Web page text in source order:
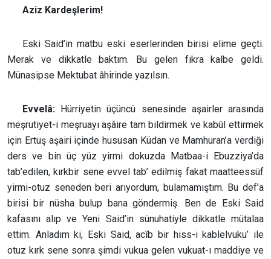
Aziz Kardeşlerim!
Eski Said’in matbu eski eserlerinden birisi elime geçti.
Merak ve dikkatle baktım. Bu gelen fıkra kalbe geldi.
Münasipse Mektubat âhirinde yazılsın.
Evvelâ: Hürriyetin üçüncü senesinde aşairler arasında
meşrutiyet-i meşruayı aşâire tam bildirmek ve kabûl ettirmek
için Ertuş aşairi içinde hususan Küdan ve Mamhuran’a verdiği
ders ve bin üç yüz yirmi dokuzda Matbaa-i Ebuzziya’da
tab’edilen, kırkbir sene evvel tab’ edilmiş fakat maatteessüf
yirmi-otuz seneden beri arıyordum, bulamamıştım. Bu def’a
birisi bir nüsha bulup bana göndermiş. Ben de Eski Said
kafasını alıp ve Yeni Said’in sünuhatiyle dikkatle mütalaa
ettim. Anladım ki, Eski Said, acîb bir hiss-i kablelvuku’ ile
otuz kırk sene sonra şimdi vukua gelen vukuat-ı maddiye ve